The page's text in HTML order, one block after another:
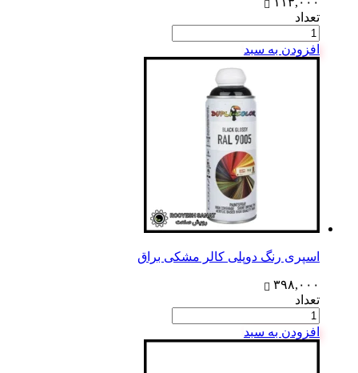
تعداد
افزودن به سبد
اسپری رنگ دوپلی کالر مشکی براق
۳۹۸,۰۰۰
تعداد
افزودن به سبد